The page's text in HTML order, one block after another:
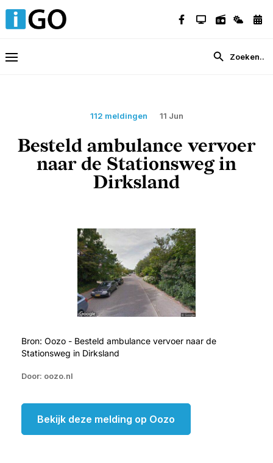
112 meldingen 11 Jun
Besteld ambulance vervoer
naar de Stationsweg in
Dirksland
Bron: Oozo - Besteld ambulance vervoer naar de
Stationsweg in Dirksland
Door: oozo.nl
Bekijk deze melding op Oozo